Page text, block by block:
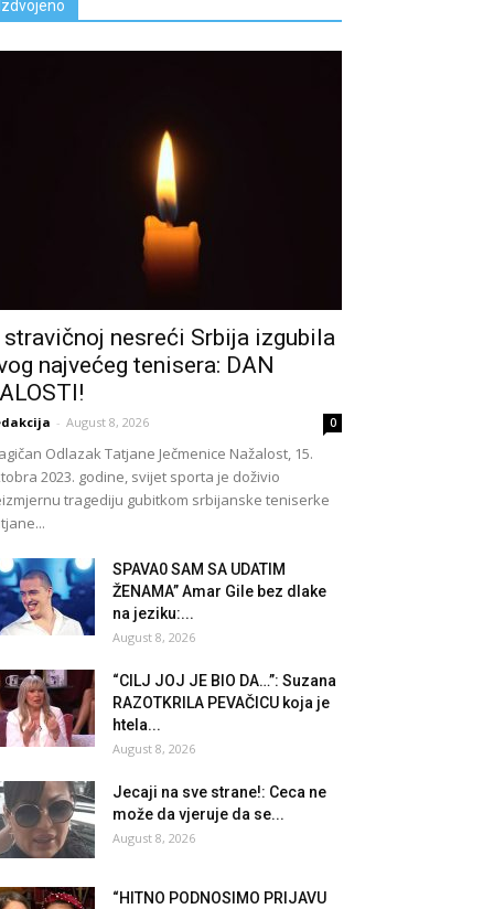
Izdvojeno
stravičnoj nesreći Srbija izgubila
najvećeg tenisera: DAN
- August 8, 2026 0
Odlazak Tatjane Ječmenice Nažalost, 15.
2023. godine, svijet sporta je doživio
tragediju gubitkom srbijanske teniserke
SPAVA0 SAM SA UDATIM
ŽENAMA” Amar Gile bez dlake
na jeziku:...
August 8, 2026
“CILJ JOJ JE BIO DA…”: Suzana
RAZOTKRILA PEVAČICU koja je
htela...
August 8, 2026
Jecaji na sve strane!: Ceca ne
može da vjeruje da se...
August 8, 2026
“HITNO PODNOSIMO PRIJAVU